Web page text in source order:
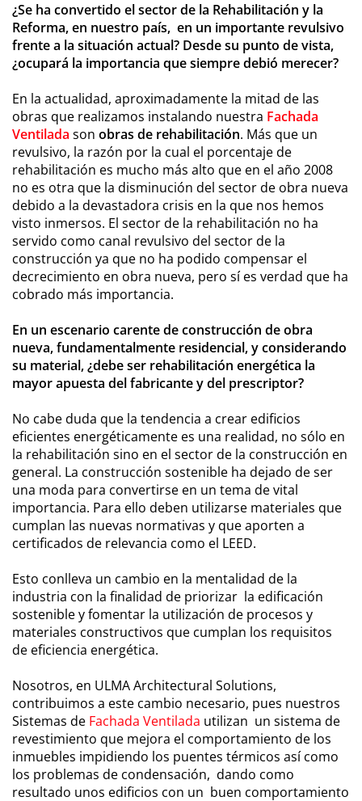
¿Se ha convertido el sector de la Rehabilitación y la
Reforma, en nuestro país, en un importante revulsivo
frente a la situación actual? Desde su punto de vista,
¿ocupará la importancia que siempre debió merecer?
En la actualidad, aproximadamente la mitad de las
obras que realizamos instalando nuestra Fachada
Ventilada son obras de rehabilitación. Más que un
revulsivo, la razón por la cual el porcentaje de
rehabilitación es mucho más alto que en el año 2008
no es otra que la disminución del sector de obra nueva
debido a la devastadora crisis en la que nos hemos
visto inmersos. El sector de la rehabilitación no ha
servido como canal revulsivo del sector de la
construcción ya que no ha podido compensar el
decrecimiento en obra nueva, pero sí es verdad que ha
cobrado más importancia.
En un escenario carente de construcción de obra
nueva, fundamentalmente residencial, y considerando
su material, ¿debe ser rehabilitación energética la
mayor apuesta del fabricante y del prescriptor?
No cabe duda que la tendencia a crear edificios
eficientes energéticamente es una realidad, no sólo en
la rehabilitación sino en el sector de la construcción en
general. La construcción sostenible ha dejado de ser
una moda para convertirse en un tema de vital
importancia. Para ello deben utilizarse materiales que
cumplan las nuevas normativas y que aporten a
certificados de relevancia como el LEED.
Esto conlleva un cambio en la mentalidad de la
industria con la finalidad de priorizar la edificación
sostenible y fomentar la utilización de procesos y
materiales constructivos que cumplan los requisitos
de eficiencia energética.
Nosotros, en ULMA Architectural Solutions,
contribuimos a este cambio necesario, pues nuestros
Sistemas de Fachada Ventilada utilizan un sistema de
revestimiento que mejora el comportamiento de los
inmuebles impidiendo los puentes térmicos así como
los problemas de condensación, dando como
resultado unos edificios con un buen comportamiento